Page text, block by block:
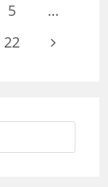
5
…
22